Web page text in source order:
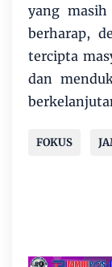
yang
berharap,
tercipta
dan
FOKUS